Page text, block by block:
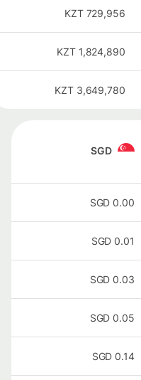
729,956
KZT
1,824,890
KZT
3,649,780
KZT
SGD
0.00
SGD
0.01
SGD
0.03
SGD
0.05
SGD
0.14
SGD